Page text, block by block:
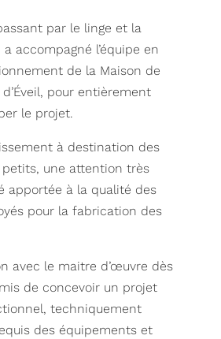
par le linge et la
accompagné l’équipe en
de la Maison de
d’Éveil, pour entièrement
le projet.
à destination des
une attention très
apportée à la qualité des
pour la fabrication des
avec le maitre d’œuvre dès
de concevoir un projet
techniquement
des équipements et